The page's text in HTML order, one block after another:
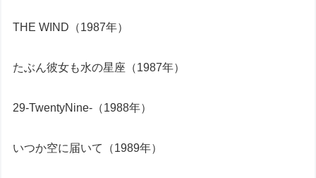
THE WIND（1987年）
たぶん彼女も水の星座（1987年）
29-TwentyNine-（1988年）
いつか空に届いて（1989年）